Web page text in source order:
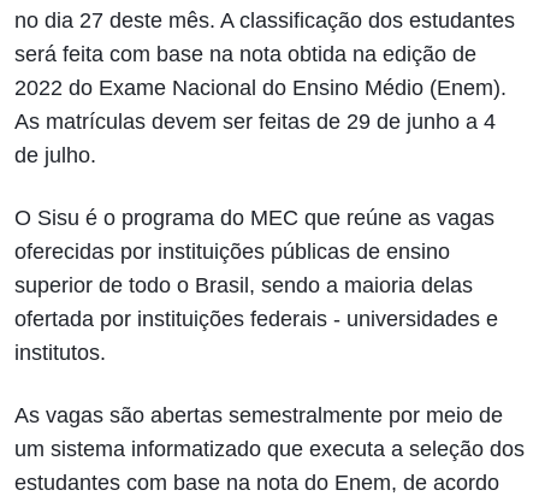
no dia 27 deste mês. A classificação dos estudantes
será feita com base na nota obtida na edição de
2022 do Exame Nacional do Ensino Médio (Enem).
As matrículas devem ser feitas de 29 de junho a 4
de julho.
O Sisu é o programa do MEC que reúne as vagas
oferecidas por instituições públicas de ensino
superior de todo o Brasil, sendo a maioria delas
ofertada por instituições federais - universidades e
institutos.
As vagas são abertas semestralmente por meio de
um sistema informatizado que executa a seleção dos
estudantes com base na nota do Enem, de acordo